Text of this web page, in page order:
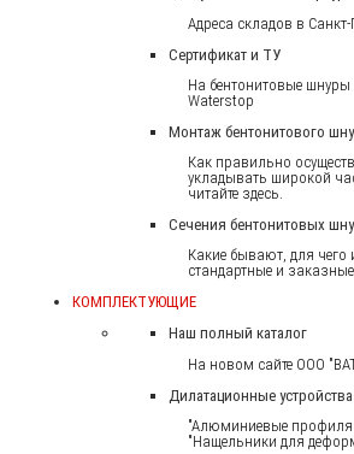
Адреса складов в Санкт-
Сертификат и ТУ
На бентонитовые
Waterstop
Монтаж бентонитового
Как правильно
укладывать широкой
читайте здесь.
Сечения бентонитовых
Какие бывают, для чего
стандартные и
КОМПЛЕКТУЮЩИЕ
Наш полный каталог
На новом сайте ООО
Дилатационные устройства
"Алюминиевые профиля
"Нащельники для